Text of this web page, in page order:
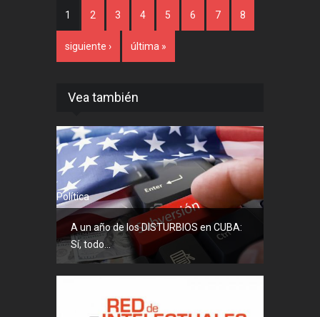
Páginas
1 2 3 4 5 6 7 8
siguiente › última »
Vea también
Política
A un año de los DISTURBIOS en CUBA:
Sí, todo...